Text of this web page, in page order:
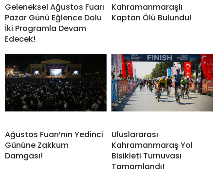
Geleneksel Ağustos Fuarı
Pazar Günü Eğlence Dolu
İki Programla Devam
Edecek!
Kahramanmaraşlı
Kaptan Ölü Bulundu!
Ağustos Fuarı’nın Yedinci
Gününe Zakkum
Damgası!
Uluslararası
Kahramanmaraş Yol
Bisikleti Turnuvası
Tamamlandı!